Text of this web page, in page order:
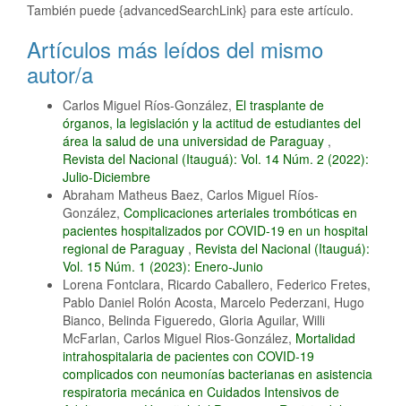
También puede {advancedSearchLink} para este artículo.
Artículos más leídos del mismo
autor/a
Carlos Miguel Ríos-González, El trasplante de
órganos, la legislación y la actitud de estudiantes del
área la salud de una universidad de Paraguay ,
Revista del Nacional (Itauguá): Vol. 14 Núm. 2 (2022):
Julio-Diciembre
Abraham Matheus Baez, Carlos Miguel Ríos-
González, Complicaciones arteriales trombóticas en
pacientes hospitalizados por COVID-19 en un hospital
regional de Paraguay , Revista del Nacional (Itauguá):
Vol. 15 Núm. 1 (2023): Enero-Junio
Lorena Fontclara, Ricardo Caballero, Federico Fretes,
Pablo Daniel Rolón Acosta, Marcelo Pederzani, Hugo
Bianco, Belinda Figueredo, Gloria Aguilar, Willi
McFarlan, Carlos Miguel Rios-González, Mortalidad
intrahospitalaria de pacientes con COVID-19
complicados con neumonías bacterianas en asistencia
respiratoria mecánica en Cuidados Intensivos de